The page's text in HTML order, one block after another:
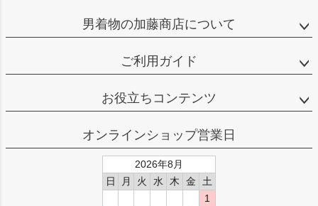
男着物の加藤商店について
ご利用ガイド
お役立ちコンテンツ
オンラインショップ営業日
2026年8月
日
月 火 水 木 金
土
1